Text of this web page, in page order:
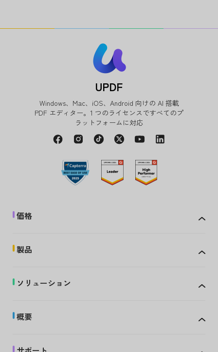
UPDF
Windows、Mac、iOS、Android 向けの AI 搭載
PDF エディター。1 つのライセンスですべてのプ
ラットフォームに対応
価格
製品
ソリューション
概要